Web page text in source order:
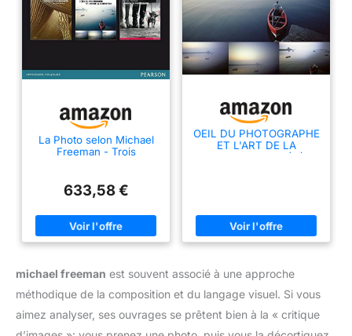
La Photo selon Michael
Freeman - Trois
633,58 €
OEIL DU PHOTOGRAPHE
ET L'ART DE LA
COMPOSITION (L')
michael freeman est souvent associé à une approche
méthodique de la composition et du langage visuel. Si vous
aimez analyser, ses ouvrages se prêtent bien à la « critique